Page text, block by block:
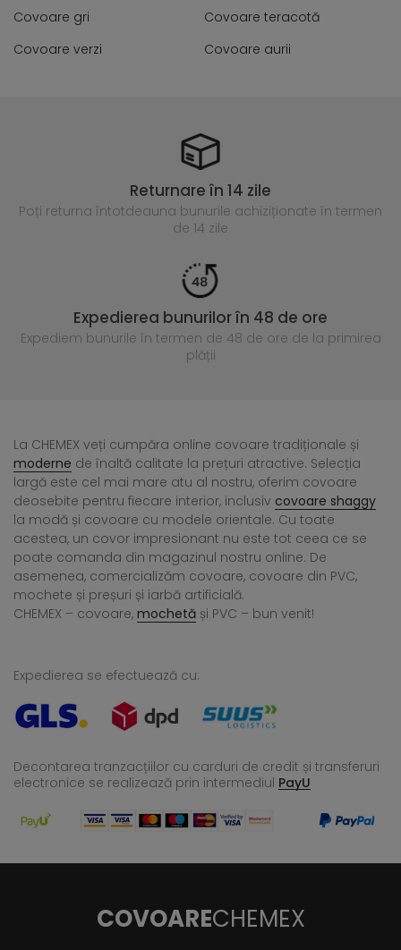
Covoare gri
Covoare teracotă
Covoare verzi
Covoare aurii
Returnare în 14 zile
Poți returna întotdeauna bunurile achiziționate în termen
de 14 zile
Expedierea bunurilor în 48 de ore
Expediem bunurile în termen de 48 de ore de la primirea
plății
La CHEMEX veți cumpăra online covoare tradiționale și
moderne de înaltă calitate la prețuri atractive. Selecția
largă este cel mai mare atu al nostru, oferim covoare
deosebite pentru fiecare interior, inclusiv covoare shaggy
la modă și covoare cu modele orientale. Cu toate
acestea, un covor impresionant nu este tot ceea ce se
poate comanda din magazinul nostru online. De
asemenea, comercializăm covoare, covoare din PVC,
mochete și preșuri și iarbă artificială.
CHEMEX – covoare, mochetă și PVC – bun venit!
Expedierea se efectuează cu:
Decontarea tranzacțiilor cu carduri de credit și transferuri
electronice se realizează prin intermediul PayU
COVOARECHEMEX